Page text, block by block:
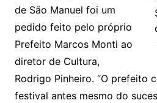
de São Manuel foi um
pedido feito pelo próprio
Prefeito Marcos Monti ao
diretor de Cultura,
Rodrigo Pinheiro. “O prefeito
festival antes mesmo do